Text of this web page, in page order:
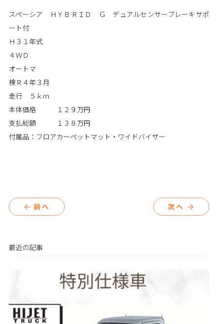
スペーシア ＨＹＢＲＩＤ Ｇ デュアルセンサーブレーキサポ
ート付
Ｈ３１年式
４ＷＤ
オートマ
検Ｒ４年３月
走行 ５ｋｍ
本体価格 １２９万円
支払総額 １３８万円
付属品：フロアカーペットマット・ワイドバイザー
arrow_back 前へ 次へ arrow_forward
最近の記事